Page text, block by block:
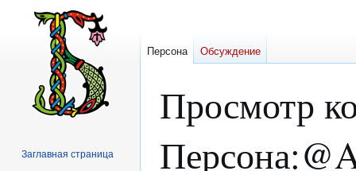
Просмотр
Персона Обсуждение
Заглавная страница